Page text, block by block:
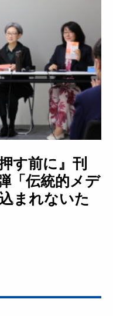
す前に』刊
「伝統的メデ
まれないた